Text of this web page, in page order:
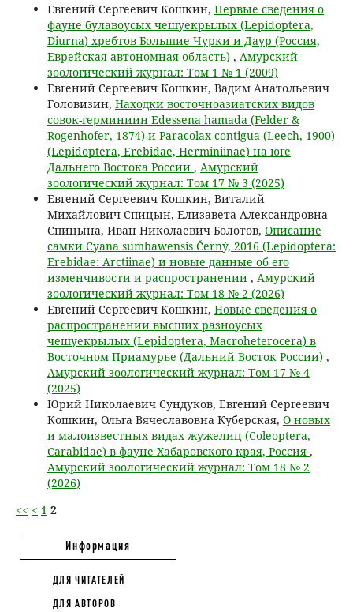
Евгений Сергеевич Кошкин, Первые сведения о
фауне булавоусых чешуекрылых (Lepidoptera,
Diurna) хребтов Большие Чурки и Даур (Россия,
Еврейская автономная область) , Амурский
зоологический журнал: Том 1 № 1 (2009)
Евгений Сергеевич Кошкин, Вадим Анатольевич
Головизин, Находки восточноазиатских видов
совок-герминиин Edessena hamada (Felder &
Rogenhofer, 1874) и Paracolax contigua (Leech, 1900)
(Lepidoptera, Erebidae, Herminiinae) на юге
Дальнего Востока России , Амурский
зоологический журнал: Том 17 № 3 (2025)
Евгений Сергеевич Кошкин, Виталий
Михайлович Спицын, Елизавета Александровна
Спицына, Иван Николаевич Болотов, Описание
самки Cyana sumbawensis Černý, 2016 (Lepidoptera:
Erebidae: Arctiinae) и новые данные об его
изменчивости и распространении , Амурский
зоологический журнал: Том 18 № 2 (2026)
Евгений Сергеевич Кошкин, Новые сведения о
распространении высших разноусых
чешуекрылых (Lepidoptera, Macroheterocera) в
Восточном Приамурье (Дальний Восток России) ,
Амурский зоологический журнал: Том 17 № 4
(2025)
Юрий Николаевич Сундуков, Евгений Сергеевич
Кошкин, Ольга Вячеславовна Куберская, О новых
и малоизвестных видах жужелиц (Coleoptera,
Carabidae) в фауне Хабаровского края, Россия ,
Амурский зоологический журнал: Том 18 № 2
(2026)
<< < 1 2
Информация
ДЛЯ ЧИТАТЕЛЕЙ
ДЛЯ АВТОРОВ